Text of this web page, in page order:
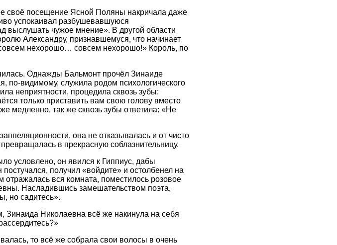
своё посещение Ясной Поляны накричала даже
успокаивал разбушевавшуюся
выслушать чужое мнение». В другой области
Александру, признавшемуся, что начинает
нехорошо… совсем нехорошо!» Король, по
Однажды Бальмонт прочёл Зинаиде
по-видимому, служила родом психологического
неприятности, процедила сквозь зубы:
только приставить вам свою голову вместо
медленно, так же сквозь зубы ответила: «Не
она не отказывалась и от чисто
в прекрасную соблазнительницу.
условлено, он явился к Гиппиус, дабы
получил «войдите» и остолбенел на
отражалась вся комната, поместилось розовое
Насладившись замешательством поэта,
но садитесь».
Николаевна всё же накинула на себя
то всё же собрала свои волосы в очень